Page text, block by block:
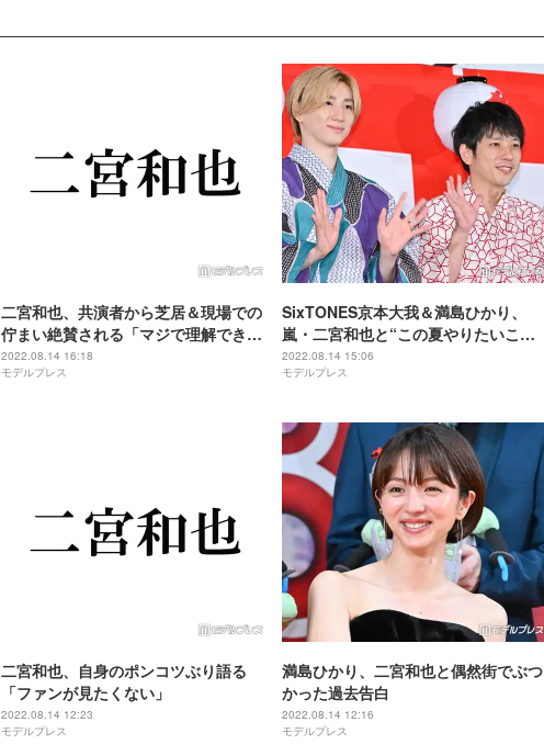
二宮和也、共演者から芝居＆現場での
佇まい絶賛される「マジで理解できな
いくらい…」
2022.08.14 16:18
モデルプレス
SixTONES京本大我＆満島ひかり、
嵐・二宮和也と“この夏やりたいこ
と”明かす「ジャにの」とコラボ案も？
2022.08.14 15:06
モデルプレス
二宮和也、自身のポンコツぶり語る
「ファンが見たくない」
2022.08.14 12:23
モデルプレス
満島ひかり、二宮和也と偶然街でぶつ
かった過去告白
2022.08.14 12:16
モデルプレス